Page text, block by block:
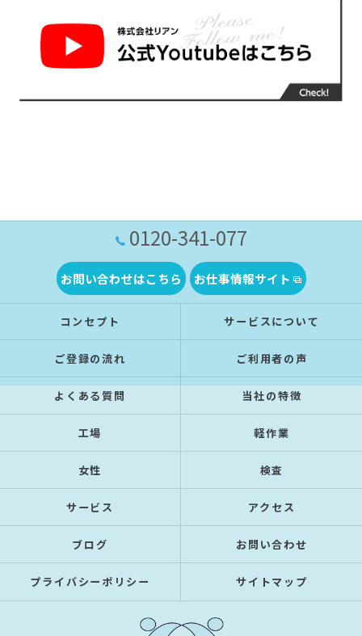
0120-341-077
お問い合わせはこちら お仕事情報サイト
コンセプト サービスについて
ご登録の流れ ご利用者の声
よくある質問 当社の特徴
工場 軽作業
女性 検査
サービス アクセス
ブログ お問い合わせ
プライバシーポリシー サイトマップ